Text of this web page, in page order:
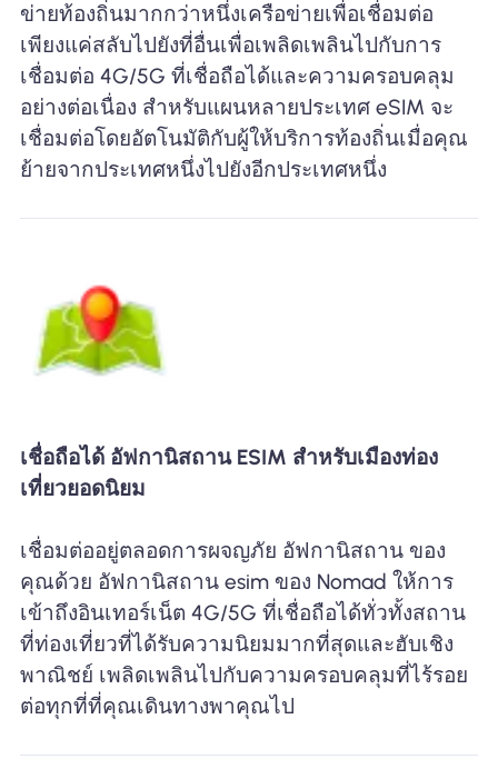
ข่ายท้องถิ่นมากกว่าหนึ่งเครือข่ายเพื่อเชื่อมต่อ
เพียงแค่สลับไปยังที่อื่นเพื่อเพลิดเพลินไปกับการ
เชื่อมต่อ 4G/5G ที่เชื่อถือได้และความครอบคลุม
อย่างต่อเนื่อง สำหรับแผนหลายประเทศ eSIM จะ
เชื่อมต่อโดยอัตโนมัติกับผู้ให้บริการท้องถิ่นเมื่อคุณ
ย้ายจากประเทศหนึ่งไปยังอีกประเทศหนึ่ง
เชื่อถือได้ อัฟกานิสถาน ESIM สำหรับเมืองท่อง
เที่ยวยอดนิยม
เชื่อมต่ออยู่ตลอดการผจญภัย อัฟกานิสถาน ของ
คุณด้วย อัฟกานิสถาน esim ของ Nomad ให้การ
เข้าถึงอินเทอร์เน็ต 4G/5G ที่เชื่อถือได้ทั่วทั้งสถาน
ที่ท่องเที่ยวที่ได้รับความนิยมมากที่สุดและฮับเชิง
พาณิชย์ เพลิดเพลินไปกับความครอบคลุมที่ไร้รอย
ต่อทุกที่ที่คุณเดินทางพาคุณไป